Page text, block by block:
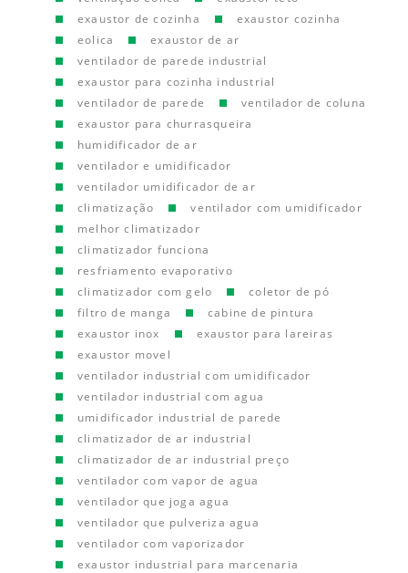
exaustor de cozinha
exaustor cozinha
eolica
exaustor de ar
ventilador de parede industrial
exaustor para cozinha industrial
ventilador de parede
ventilador de coluna
exaustor para churrasqueira
humidificador de ar
ventilador e umidificador
ventilador umidificador de ar
climatização
ventilador com umidificador
melhor climatizador
climatizador funciona
resfriamento evaporativo
climatizador com gelo
coletor de pó
filtro de manga
cabine de pintura
exaustor inox
exaustor para lareiras
exaustor movel
ventilador industrial com umidificador
ventilador industrial com agua
umidificador industrial de parede
climatizador de ar industrial
climatizador de ar industrial preço
ventilador com vapor de agua
ventilador que joga agua
ventilador que pulveriza agua
ventilador com vaporizador
exaustor industrial para marcenaria